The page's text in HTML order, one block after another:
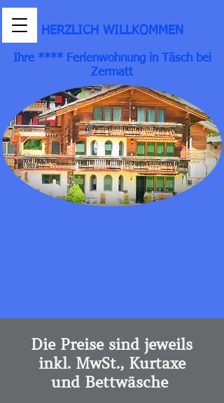
HERZLICH WILLKOMMEN
Ihre **** Ferienwohnung in Täsch bei
Zermatt
Die Preise sind jeweils
inkl. MwSt., Kurtaxe
und Bettwäsche